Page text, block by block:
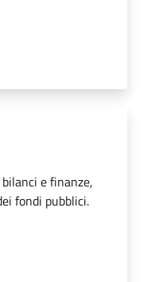
e finanze,
fondi pubblici.